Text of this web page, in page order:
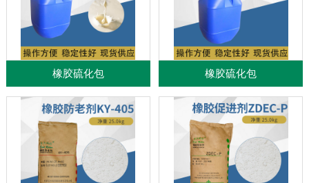
橡胶硫化包 橡胶硫化包